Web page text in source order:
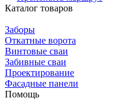
Каталог товаров
Заборы
Откатные ворота
Винтовые сваи
Забивные сваи
Проектирование
Фасадные панели
Помощь